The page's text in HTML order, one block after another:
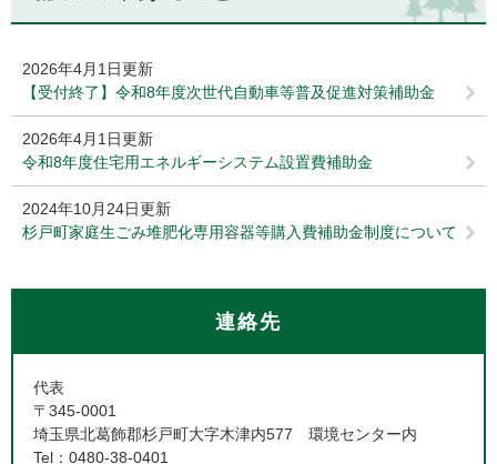
2026年4月1日更新
【受付終了】令和8年度次世代自動車等普及促進対策補助金
2026年4月1日更新
令和8年度住宅用エネルギーシステム設置費補助金
2024年10月24日更新
杉戸町家庭生ごみ堆肥化専用容器等購入費補助金制度について
連絡先
代表
〒345-0001
埼玉県北葛飾郡杉戸町大字木津内577 環境センター内
Tel：0480-38-0401